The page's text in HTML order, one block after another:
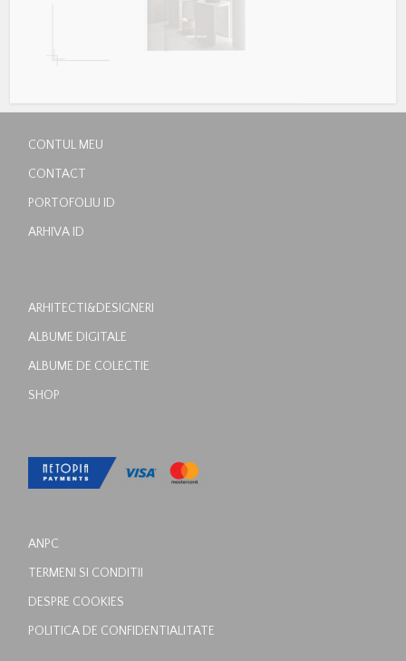
CONTUL MEU
CONTACT
PORTOFOLIU ID
ARHIVA ID
ARHITECTI&DESIGNERI
ALBUME DIGITALE
ALBUME DE COLECTIE
SHOP
ANPC
TERMENI SI CONDITII
DESPRE COOKIES
POLITICA DE CONFIDENTIALITATE